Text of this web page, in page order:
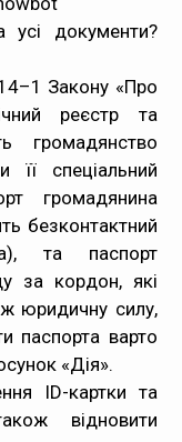
документи?
Закону «Про
реєстр та
громадянство
її спеціальний
громадянина
безконтактний
та паспорт
за кордон, які
юридичну силу,
паспорта варто
«Дія».
ID-картки та
відновити